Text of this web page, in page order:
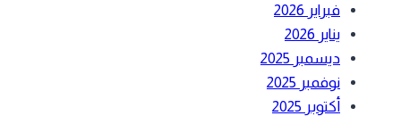
فبراير 2026
يناير 2026
ديسمبر 2025
نوفمبر 2025
أكتوبر 2025